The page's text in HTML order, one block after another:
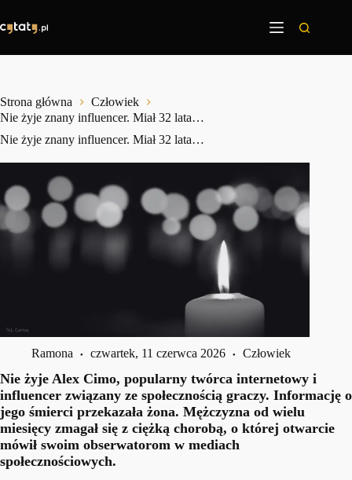
treści
Strona główna
Człowiek
Nie żyje znany influencer. Miał 32 lata…
Nie żyje znany influencer. Miał 32 lata…
Ramona czwartek, 11 czerwca 2026 Człowiek
Nie żyje Alex Cimo, popularny twórca internetowy i
influencer związany ze społecznością graczy. Informację o
jego śmierci przekazała żona. Mężczyzna od wielu
miesięcy zmagał się z ciężką chorobą, o której otwarcie
mówił swoim obserwatorom w mediach
społecznościowych.